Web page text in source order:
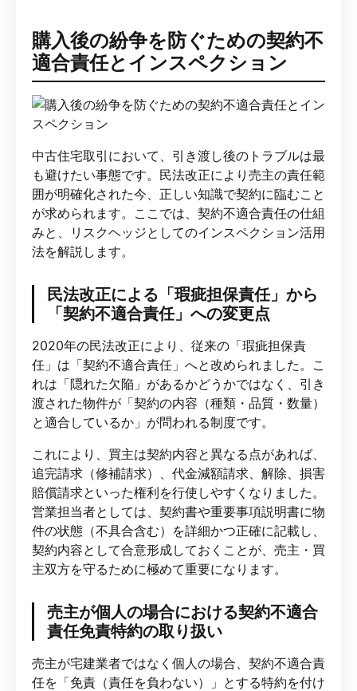
購入後の紛争を防ぐための契約不
適合責任とインスペクション
中古住宅取引において、引き渡し後のトラブルは最
も避けたい事態です。民法改正により売主の責任範
囲が明確化された今、正しい知識で契約に臨むこと
が求められます。ここでは、契約不適合責任の仕組
みと、リスクヘッジとしてのインスペクション活用
法を解説します。
民法改正による「瑕疵担保責任」から
「契約不適合責任」への変更点
2020年の民法改正により、従来の「瑕疵担保責
任」は「契約不適合責任」へと改められました。こ
れは「隠れた欠陥」があるかどうかではなく、引き
渡された物件が「契約の内容（種類・品質・数量）
と適合しているか」が問われる制度です。
これにより、買主は契約内容と異なる点があれば、
追完請求（修補請求）、代金減額請求、解除、損害
賠償請求といった権利を行使しやすくなりました。
営業担当者としては、契約書や重要事項説明書に物
件の状態（不具合含む）を詳細かつ正確に記載し、
契約内容として合意形成しておくことが、売主・買
主双方を守るために極めて重要になります。
売主が個人の場合における契約不適合
責任免責特約の取り扱い
売主が宅建業者ではなく個人の場合、契約不適合責
任を「免責（責任を負わない）」とする特約を付け